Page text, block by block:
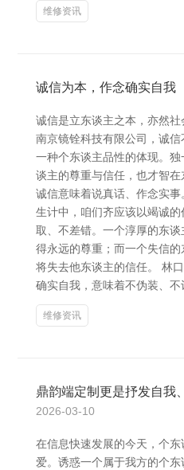
维修资讯
诚信为本，作念确实自我
诚信是立东谈主之本，亦然
南京镜铨科技有限公司，诚
一种个东谈主品性的体现。
谈主的尊重与信任，也才智在
诚信意味着说真话、作念实
生计中，咱们齐应该以竭诚
取、不差错。一个淳厚的东
得永远的尊重；而一个失信
将失去他东谈主的信任。 林
确实自我，意味着不伪装、
维修资讯
鼎韵端定制更是抒发自我
2026-03-10
在信息快速发展的今天，个
爱。诱惑一个属于我方的个